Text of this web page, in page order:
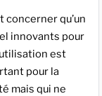
qu’un
innovants pour
est
pour la
mais qui ne